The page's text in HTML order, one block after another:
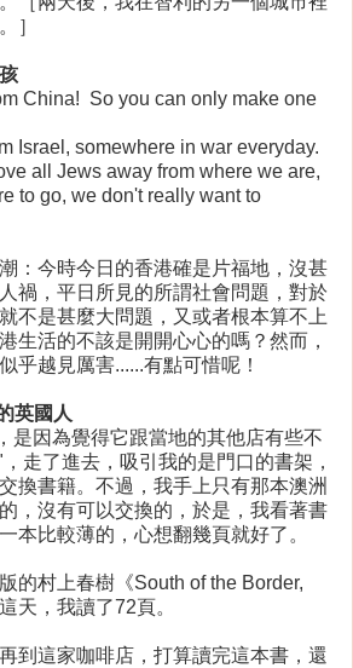
］
China! So you can only make one
Israel, somewhere in war everyday.
all Jews away from where we are,
to go, we don't really want to
：今時今日的香港確是片福地，沒甚
禍，平日所見的所謂社會問題，對於
不是甚麼大問題，又或者根本算不上
生活的不該是開開心心的嗎？然而，
乎越見厲害......有點可惜呢！
英國人
是因為覺得它跟當地的其他店有些不
走了進去，吸引我的是門口的書架，
換書籍。不過，我手上只有那本澳洲
，沒有可以交換的，於是，我看著書
本比較薄的，心想翻幾頁就好了。
的村上春樹《South of the Border,
天，我讀了72頁。
到這家咖啡店，打算讀完這本書，還